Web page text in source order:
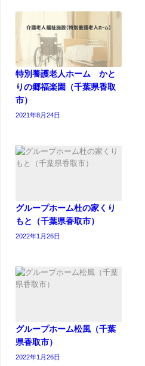
特別養護老人ホーム かと
りの郷福楽園（千葉県香取
市）
2021年8月24日
グループホーム杜の家くり
もと（千葉県香取市）
2022年1月26日
グループホーム松風（千葉
県香取市）
2022年1月26日